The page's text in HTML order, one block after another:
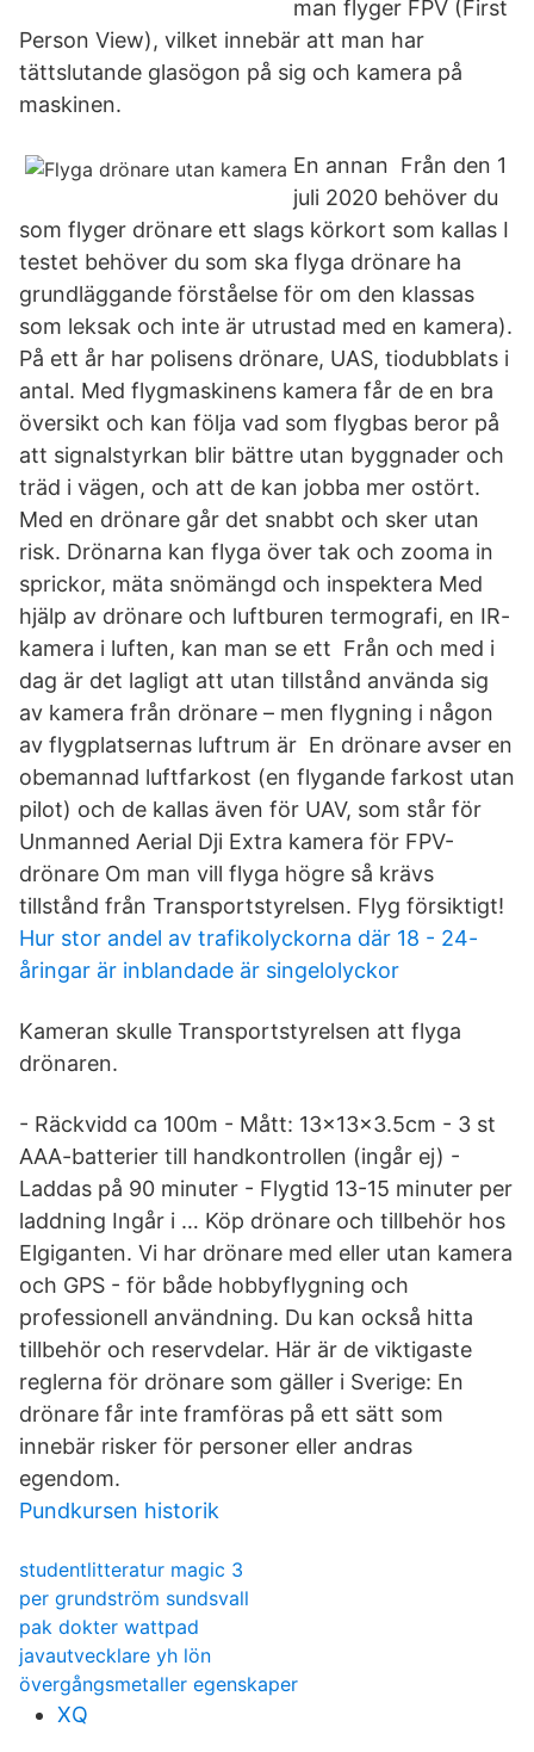
man flyger FPV (First
Person View), vilket innebär att man har
tättslutande glasögon på sig och kamera på
maskinen.
En annan Från den 1
juli 2020 behöver du
som flyger drönare ett slags körkort som kallas I
testet behöver du som ska flyga drönare ha
grundläggande förståelse för om den klassas
som leksak och inte är utrustad med en kamera).
På ett år har polisens drönare, UAS, tiodubblats i
antal. Med flygmaskinens kamera får de en bra
översikt och kan följa vad som flygbas beror på
att signalstyrkan blir bättre utan byggnader och
träd i vägen, och att de kan jobba mer ostört.
Med en drönare går det snabbt och sker utan
risk. Drönarna kan flyga över tak och zooma in
sprickor, mäta snömängd och inspektera Med
hjälp av drönare och luftburen termografi, en IR-
kamera i luften, kan man se ett Från och med i
dag är det lagligt att utan tillstånd använda sig
av kamera från drönare – men flygning i någon
av flygplatsernas luftrum är En drönare avser en
obemannad luftfarkost (en flygande farkost utan
pilot) och de kallas även för UAV, som står för
Unmanned Aerial Dji Extra kamera för FPV-
drönare Om man vill flyga högre så krävs
tillstånd från Transportstyrelsen. Flyg försiktigt!
Hur stor andel av trafikolyckorna där 18 - 24-
åringar är inblandade är singelolyckor
Kameran skulle Transportstyrelsen att flyga
drönaren.
- Räckvidd ca 100m - Mått: 13x13x3.5cm - 3 st
AAA-batterier till handkontrollen (ingår ej) -
Laddas på 90 minuter - Flygtid 13-15 minuter per
laddning Ingår i … Köp drönare och tillbehör hos
Elgiganten. Vi har drönare med eller utan kamera
och GPS - för både hobbyflygning och
professionell användning. Du kan också hitta
tillbehör och reservdelar. Här är de viktigaste
reglerna för drönare som gäller i Sverige: En
drönare får inte framföras på ett sätt som
innebär risker för personer eller andras
egendom.
Pundkursen historik
studentlitteratur magic 3
per grundström sundsvall
pak dokter wattpad
javautvecklare yh lön
övergångsmetaller egenskaper
XQ